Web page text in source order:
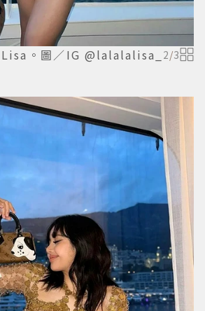
。圖／IG @lalalalisa_
2/3